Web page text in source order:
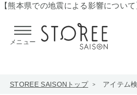
【熊本県での地震による影響について
メニュー
STOREE SAISONトップ アイテム